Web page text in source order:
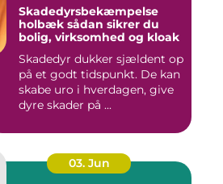
Skadedyrsbekæmpelse
holbæk sådan sikrer du
bolig, virksomhed og kloak
Skadedyr dukker sjældent op
på et godt tidspunkt. De kan
skabe uro i hverdagen, give
dyre skader på ...
03. Jun